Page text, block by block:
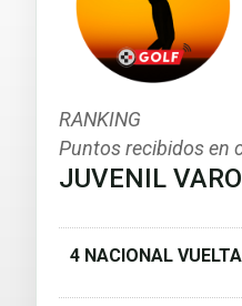
RANKING
Puntos recibidos en
JUVENIL
4 NACIONAL